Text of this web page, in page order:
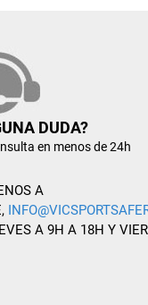
DUDA?
en menos de 24h
A
A 9H A 18H Y